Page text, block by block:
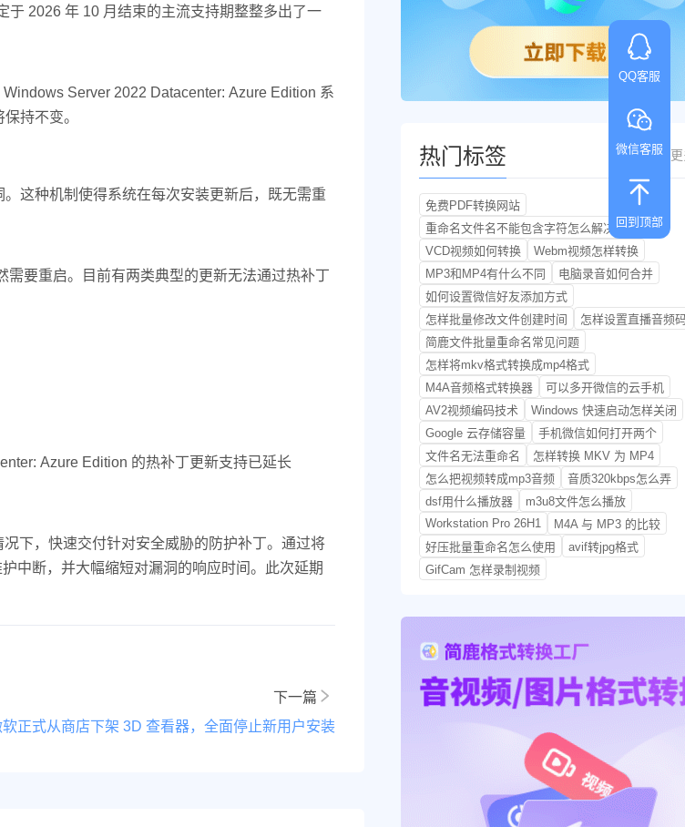
2026 年 10 月结束的主流支持期整整多出了一
Server 2022 Datacenter: Azure Edition 系
持不变。
这种机制使得系统在每次安装更新后，既无需重
要重启。目前有两类典型的更新无法通过热补丁
Azure Edition 的热补丁更新支持已延长
下，快速交付针对安全威胁的防护补丁。通过将
中断，并大幅缩短对漏洞的响应时间。此次延期
下一篇
软正式从商店下架 3D 查看器，全面停止新用户安装
热门标签
免费PDF转换网站
重命名文件名不能包含字符怎么解决
VCD视频如何转换
Webm视频怎样转换
MP3和MP4有什么不同
电脑录音如何合并
如何设置微信好友添加方式
怎样批量修改文件创建时间
怎样设置直播音频
简鹿文件批量重命名常见问题
怎样将mkv格式转换成mp4格式
M4A音频格式转换器
可以多开微信的云手机
AV2视频编码技术
Windows 快速启动怎样关闭
Google 云存储容量
手机微信如何打开两个
文件名无法重命名
怎样转换 MKV 为 MP4
怎么把视频转成mp3音频
音质320kbps怎么弄
dsf用什么播放器
m3u8文件怎么播放
Workstation Pro 26H1
M4A 与 MP3 的比较
好压批量重命名怎么使用
avif转jpg格式
GifCam 怎样录制视频
QQ客服
微信客服
回到顶部